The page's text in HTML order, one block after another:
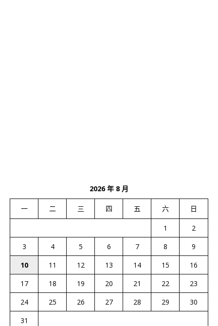
2026 年 8 月
一 二 三 四 五 六 日
1
2
3
4 5 6 7 8
9
10
11 12 13 14 15
16
17
18 19 20 21 22
23
24
25 26 27 28 29
30
31